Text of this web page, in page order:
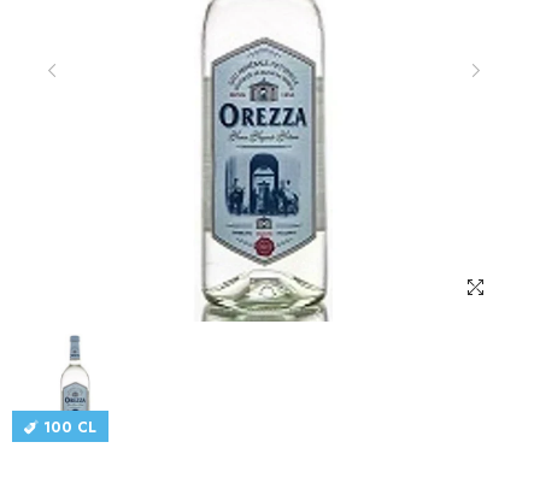
TOUT L’ASSORTIMENT
BIÈRES
BOISSONS SANS ALCOOL
CATALOGUES
CONTACT
100 CL